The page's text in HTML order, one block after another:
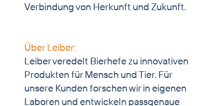
Verbindung von Herkunft und Zukunft.
Über Leiber:
Leiber veredelt Bierhefe zu innovativen
Produkten für Mensch und Tier. Für
unsere Kunden forschen wir in eigenen
Laboren und entwickeln passgenaue